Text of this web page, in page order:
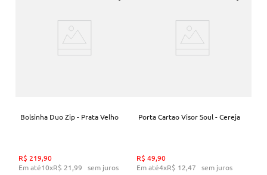
Bolsinha Duo Zip - Prata Velho
R$ 219,90
Em até10xR$ 21,99 sem juros
Porta Cartao Visor Soul - Cereja
R$ 49,90
Em até4xR$ 12,47 sem juros